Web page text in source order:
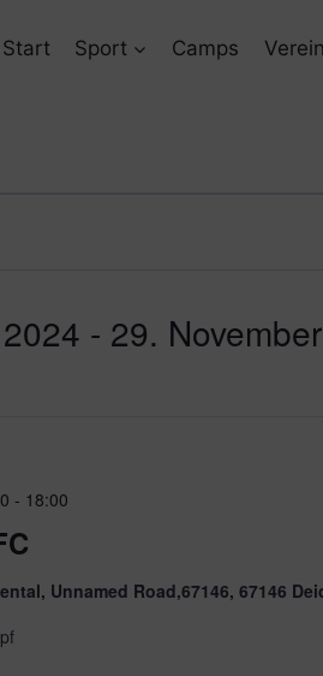
Start Sport Camps Verein
- 29.
- 18:00
Unnamed Road,67146, 67146